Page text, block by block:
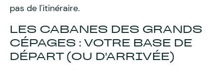
pas de l'itinéraire.
LES CABANES DES GRANDS
CÉPAGES : VOTRE BASE DE
DÉPART (OU D'ARRIVÉE)